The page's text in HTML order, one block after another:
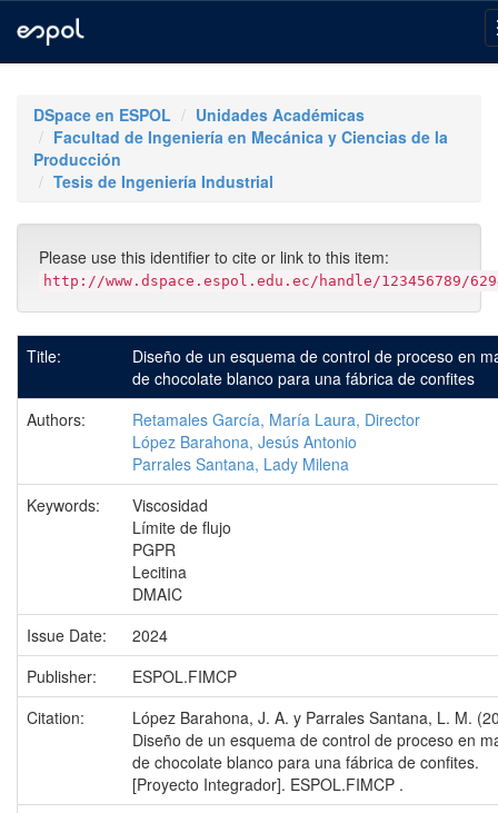
navigationDSpace en ESPOL
Unidades Académicas
Facultad de Ingeniería en Mecánica y Ciencias de la
Producción
Tesis de Ingeniería Industrial
Please use this identifier to cite or link to this item:
http://www.dspace.espol.edu.ec/handle/123456789/
Title:
Diseño de un esquema de control de proceso en
de chocolate blanco para una fábrica de confites
Authors:
Retamales García, María Laura, Director
López Barahona, Jesús Antonio
Parrales Santana, Lady Milena
Keywords:
Viscosidad
Límite de flujo
PGPR
Lecitina
DMAIC
Issue Date:
2024
Publisher:
ESPOL.FIMCP
Citation:
López Barahona, J. A. y Parrales Santana, L. M.
Diseño de un esquema de control de proceso en
de chocolate blanco para una fábrica de confites.
[Proyecto Integrador]. ESPOL.FIMCP .